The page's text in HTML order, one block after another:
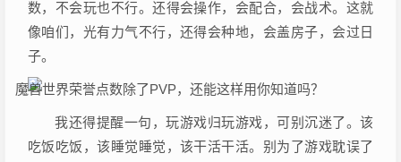
数，不会玩也不行。还得会操作，会配合，会战术。这就
像咱们，光有力气不行，还得会种地，会盖房子，会过日
子。
我还得提醒一句，玩游戏归玩游戏，可别沉迷了。该
吃饭吃饭，该睡觉睡觉，该干活干活。别为了游戏耽误了